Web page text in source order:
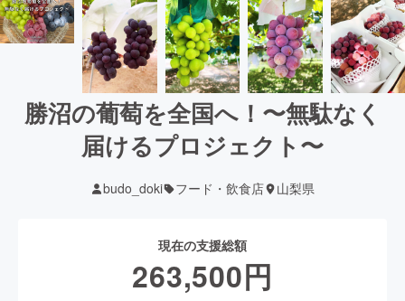
勝沼の葡萄を全国へ！〜無駄なく
届けるプロジェクト〜
budo_doki フード・飲食店 山梨県
現在の支援総額
263,500円